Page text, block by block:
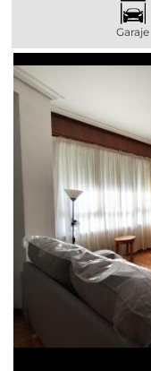
Garaje